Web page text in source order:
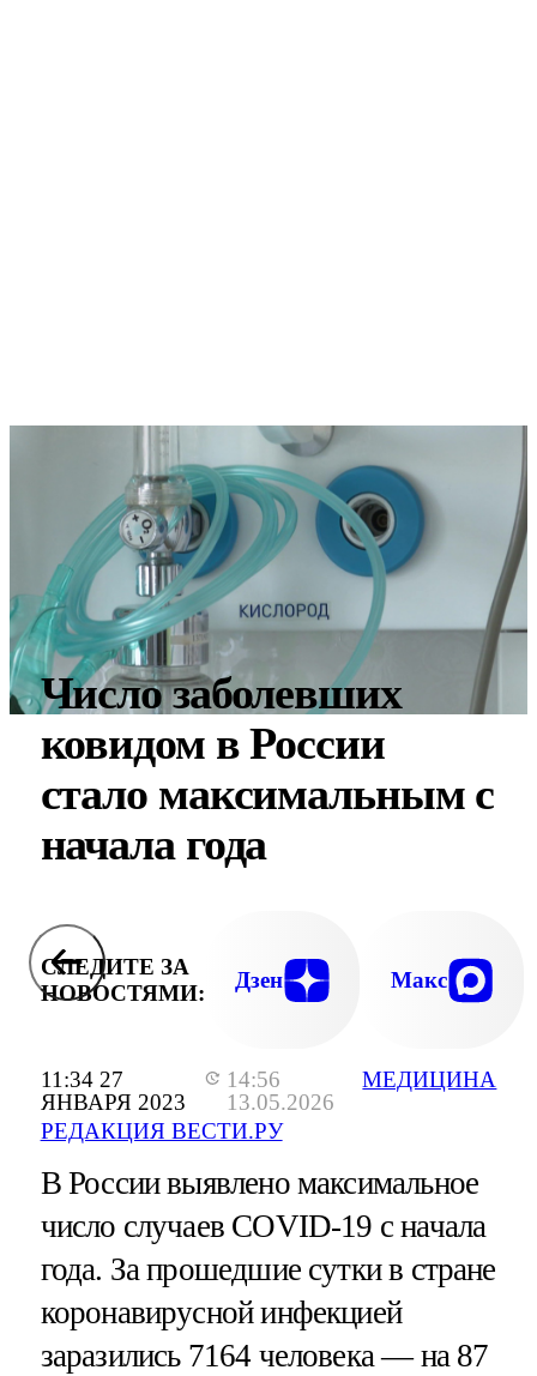
11:34 27
ЯНВАРЯ 2023
14:56
13.05.2026
РЕДАКЦИЯ ВЕСТИ.РУ
МЕДИЦИНА
Число заболевших
ковидом в России
стало максимальным с
начала года
СЛЕДИТЕ ЗА
НОВОСТЯМИ:
Дзен Макс
В России выявлено максимальное
число случаев COVID-19 с начала
года. За прошедшие сутки в стране
коронавирусной инфекцией
заразились 7164 человека — на 87